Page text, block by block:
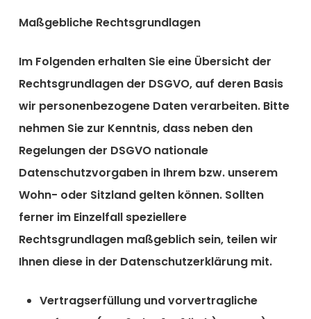
Maßgebliche Rechtsgrundlagen
Im Folgenden erhalten Sie eine Übersicht der
Rechtsgrundlagen der DSGVO, auf deren Basis
wir personenbezogene Daten verarbeiten. Bitte
nehmen Sie zur Kenntnis, dass neben den
Regelungen der DSGVO nationale
Datenschutzvorgaben in Ihrem bzw. unserem
Wohn- oder Sitzland gelten können. Sollten
ferner im Einzelfall speziellere
Rechtsgrundlagen maßgeblich sein, teilen wir
Ihnen diese in der Datenschutzerklärung mit.
Vertragserfüllung und vorvertragliche